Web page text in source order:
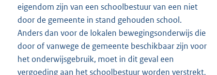
eigendom zijn van een schoolbestuur van een niet
door de gemeente in stand gehouden school.
Anders dan voor de lokalen bewegingsonderwijs die
door of vanwege de gemeente beschikbaar zijn voor
het onderwijsgebruik, moet in dit geval een
vergoeding aan het schoolbestuur worden verstrekt.